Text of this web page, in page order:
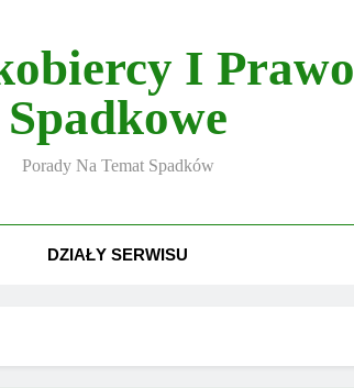
I Prawo
Spadkowe
Porady Na Temat Spadków
DZIAŁY SERWISU